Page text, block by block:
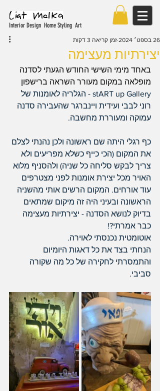
Interior Design Home Styling Art
יצירתיות מעצימה
26 בספט׳ 2024 זמן קריאה 3 דקות
באחד מימי השישי החודש הגעתי לסדנה
מופלאה במקום מעורר השראה ברישפון
stART up Gallery - הגלריה לאומנות של
רוני לבבי ועידית ויינברגר שהעבירה סדנה
עמוקה ומעוררת מחשבה.
כף רגלי היתה שם ראשונה ולכן נהנתי לצלם
את המקום (הכי כייף כשלא מפריעים ולא
צריך לבקש סליחה כל שניה) ולהסניף מלוא
האויר מכל יצירת אומנות לפני מצטרפים
עוד אורחים. המקום הרשים אותי מהשניה
הראשונה ובעיני היה זה מיקום שמתאים
בדיוק לנושא הסדנה - יצירתיות מעצימה
כבר אמרתי?!
אוטומטית נכנסתי לאוירה.
הנחתי בצד את כל דאגות היומיום
והתמסרתי לחקירה של כל מה שקורה
סביבי.